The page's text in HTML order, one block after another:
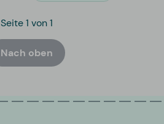
Seite 1 von 1
Nach oben